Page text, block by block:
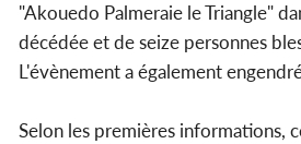
"Akouedo Palmeraie le Triangle"
décédée et de seize personnes
L'évènement a également
Selon les premières informations,